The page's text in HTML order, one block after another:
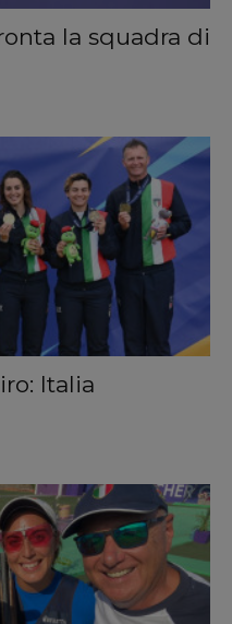
la squadra di
Italia